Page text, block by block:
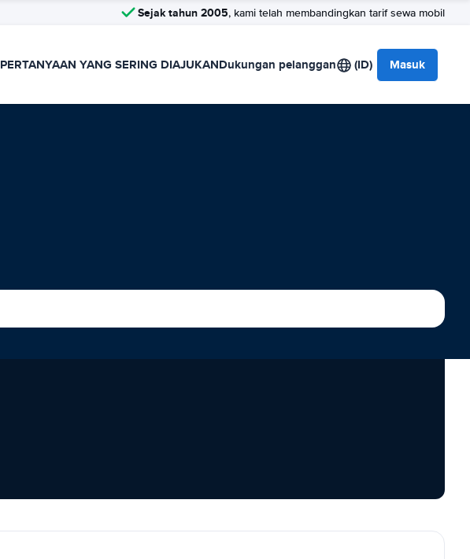
Sejak tahun 2005, kami telah membandingkan tarif sewa mobil
PERTANYAAN YANG SERING DIAJUKANDukungan pelanggan (ID) Masuk